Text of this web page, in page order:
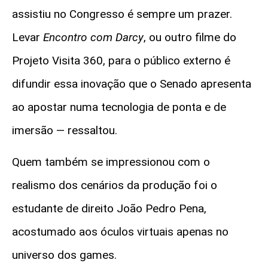
assistiu no Congresso é sempre um prazer.
Levar Encontro com Darcy, ou outro filme do
Projeto Visita 360, para o público externo é
difundir essa inovação que o Senado apresenta
ao apostar numa tecnologia de ponta e de
imersão — ressaltou.
Quem também se impressionou com o
realismo dos cenários da produção foi o
estudante de direito João Pedro Pena,
acostumado aos óculos virtuais apenas no
universo dos games.